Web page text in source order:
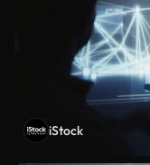
iStock